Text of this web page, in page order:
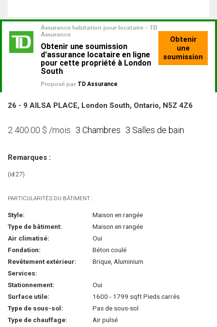
26 - 9 AILSA PLACE, London South, Ontario, N5Z 4Z6
2 400.00 $ /mois 3 Chambres 3 Salles de bain
Remarques :
(id:27)
PARTICULARITÉS DU BÂTIMENT :
Style:
Maison en rangée
Type de bâtiment:
Maison en rangée
Air climatisé:
Oui
Fondation:
Béton coulé
Revêtement extérieur:
Brique, Aluminium
Services:
Stationnement:
Oui
Surface utile:
1600 - 1799 sqft Pieds carrés
Type de sous-sol:
Pas de sous-sol
Type de chauffage:
Air pulsé